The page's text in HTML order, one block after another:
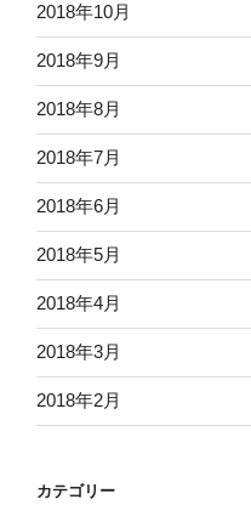
2018年10月
2018年9月
2018年8月
2018年7月
2018年6月
2018年5月
2018年4月
2018年3月
2018年2月
カテゴリー